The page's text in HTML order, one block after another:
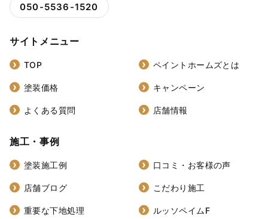
050-5536-1520
サイトメニュー
TOP ペイントホームズとは
塗装価格 キャンペーン
よくある質問 店舗情報
施工・事例
塗装施工例 口コミ・お客様の声
店舗ブログ こだわり施工
重要な下地処理 ルッソペイムF